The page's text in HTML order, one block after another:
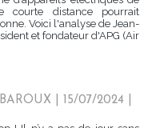
courte distance pourrait
Voici l'analyse de Jean-
et fondateur d'APG (Air
| 15/07/2024